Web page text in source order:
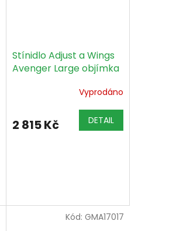
Stínidlo Adjust a Wings
Avenger Large objímka
Vyprodáno
2 815 Kč DETAIL
Kód: GMA17017